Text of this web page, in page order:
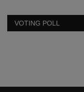
VOTING POLL